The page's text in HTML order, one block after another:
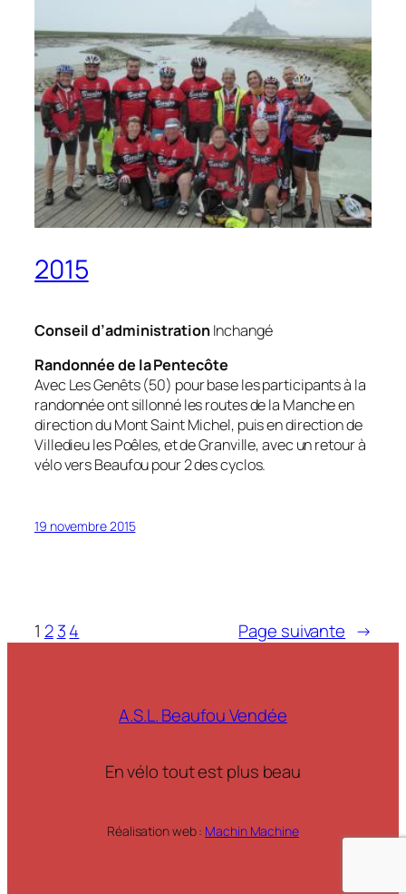
2015
Conseil d’administrationInchangé
Randonnée de la Pentecôte
Avec Les Genêts (50) pour base les participants à la
randonnée ont sillonné les routes de la Manche en
direction du Mont Saint Michel, puis en direction de
Villedieu les Poêles, et de Granville, avec un retour à
vélo vers Beaufou pour 2 des cyclos.
19 novembre 2015
1 2 34 Page suivante →
A.S.L. Beaufou Vendée
En vélo tout est plus beau
Réalisation web : Machin Machine